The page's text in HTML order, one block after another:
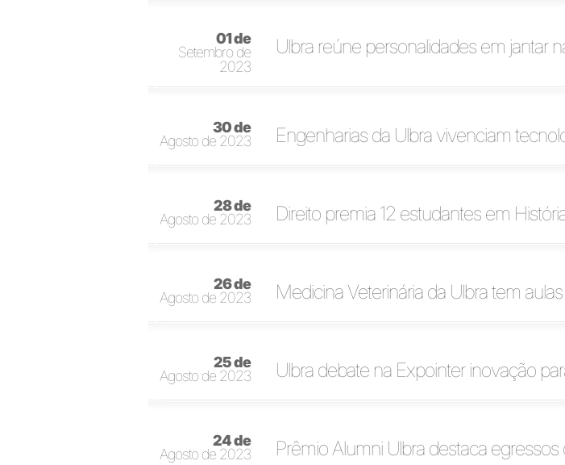
01 de
Setembro de
2023
Ulbra reúne personalidades em jantar
30 de
Agosto de 2023
Engenharias da Ulbra vivenciam
28 de
Agosto de 2023
Direito premia 12 estudantes em
26 de
Agosto de 2023
Medicina Veterinária da Ulbra tem
25 de
Agosto de 2023
Ulbra debate na Expointer inovação
24 de
Agosto de 2023
Prêmio Alumni Ulbra destaca